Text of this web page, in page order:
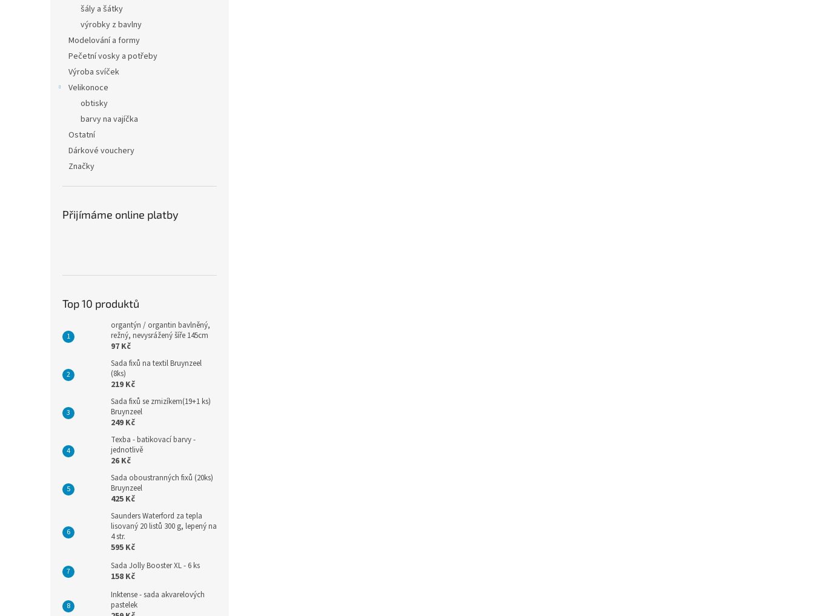
šály a šátky
výrobky z bavlny
Modelování a formy
Pečetní vosky a potřeby
Výroba svíček
Velikonoce
obtisky
barvy na vajíčka
Ostatní
Dárkové vouchery
Značky
Přijímáme online platby
Top 10 produktů
organtýn / organtin bavlněný,
režný, nevysrážený šíře 145cm
97 Kč
Sada fixů na textil Bruynzeel
(8ks)
219 Kč
Sada fixů se zmizíkem(19+1 ks)
Bruynzeel
249 Kč
Texba - batikovací barvy -
jednotlivě
26 Kč
Sada oboustranných fixů (20ks)
Bruynzeel
425 Kč
Saunders Waterford za tepla
lisovaný 20 listů 300 g, lepený na
4 str.
595 Kč
Sada Jolly Booster XL - 6 ks
158 Kč
Inktense - sada akvarelových
pastelek